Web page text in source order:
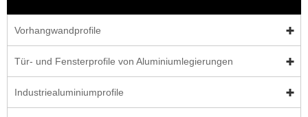
Vorhangwandprofile
Tür- und Fensterprofile von Aluminiumlegierungen
Industriealuminiumprofile